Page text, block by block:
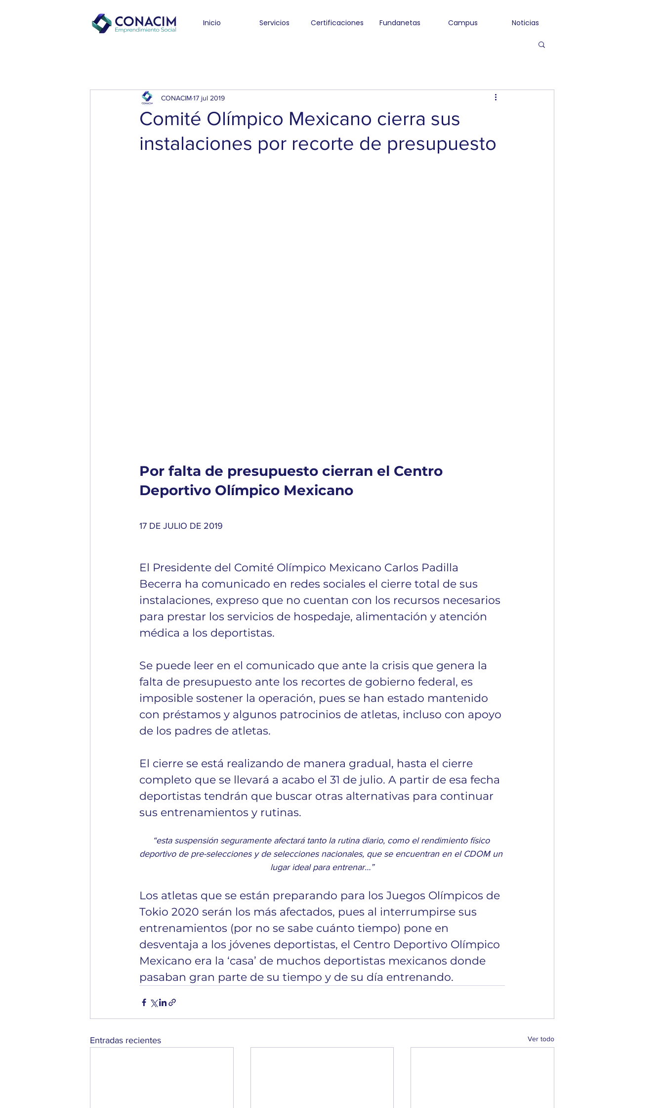
Inicio Servicios Certificaciones Fundanetas Campus Noticias
Comité Olímpico Mexicano cierra sus
instalaciones por recorte de presupuesto
CONACIM17 jul 2019
Por falta de presupuesto cierran el Centro
Deportivo Olímpico Mexicano
17 DE JULIO DE 2019
El Presidente del Comité Olímpico Mexicano Carlos Padilla
Becerra ha comunicado en redes sociales el cierre total de sus
instalaciones, expreso que no cuentan con los recursos necesarios
para prestar los servicios de hospedaje, alimentación y atención
médica a los deportistas.
Se puede leer en el comunicado que ante la crisis que genera la
falta de presupuesto ante los recortes de gobierno federal, es
imposible sostener la operación, pues se han estado mantenido
con préstamos y algunos patrocinios de atletas, incluso con apoyo
de los padres de atletas.
El cierre se está realizando de manera gradual, hasta el cierre
completo que se llevará a acabo el 31 de julio. A partir de esa fecha
deportistas tendrán que buscar otras alternativas para continuar
sus entrenamientos y rutinas.
“esta suspensión seguramente afectará tanto la rutina diario, como el rendimiento físico
deportivo de pre-selecciones y de selecciones nacionales, que se encuentran en el CDOM un
lugar ideal para entrenar…”
Los atletas que se están preparando para los Juegos Olímpicos de
Tokio 2020 serán los más afectados, pues al interrumpirse sus
entrenamientos (por no se sabe cuánto tiempo) pone en
desventaja a los jóvenes deportistas, el Centro Deportivo Olímpico
Mexicano era la ‘casa’ de muchos deportistas mexicanos donde
pasaban gran parte de su tiempo y de su día entrenando.
Entradas recientes Ver todo